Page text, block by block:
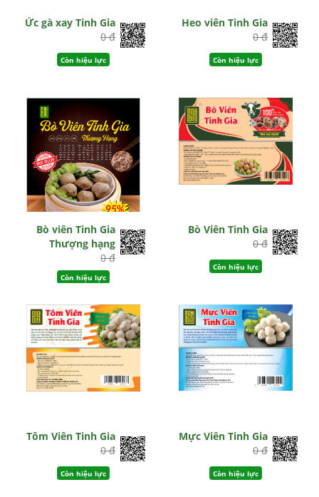
Ức gà xay Tinh Gia
0 đ
Còn hiệu lực
Heo viên Tinh Gia
0 đ
Còn hiệu lực
Bò viên Tinh Gia
Thượng hạng
0 đ
Còn hiệu lực
Bò Viên Tinh Gia
0 đ
Còn hiệu lực
Tôm Viên Tinh Gia
0 đ
Còn hiệu lực
Mực Viên Tinh Gia
0 đ
Còn hiệu lực